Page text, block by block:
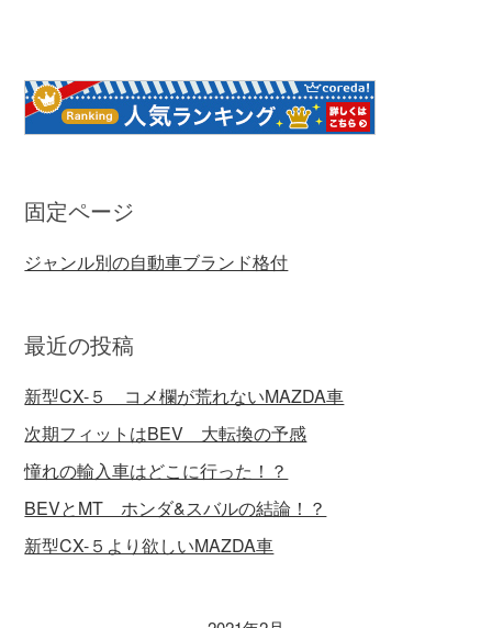
固定ページ
ジャンル別の自動車ブランド格付
最近の投稿
新型CX-５ コメ欄が荒れないMAZDA車
次期フィットはBEV 大転換の予感
憧れの輸入車はどこに行った！？
BEVとMT ホンダ&スバルの結論！？
新型CX-５より欲しいMAZDA車